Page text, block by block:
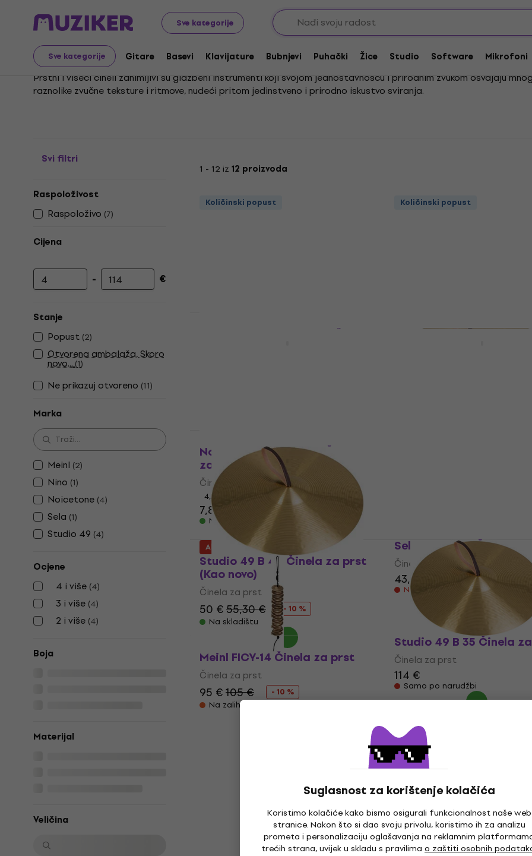
Sve kategorije
Sve kategorije Gitare Basevi Klavijature Bubnjevi Puhački Žice Studio Software Mikrofoni
Suglasnost za korištenje kolačića
Koristimo kolačiće kako bismo osigurali funkcionalnost naše web
stranice. Nakon što si dao svoju privolu, koristimo ih za analizu
prometa i personalizaciju oglašavanja na reklamnim
trećih strana, uvijek u skladu s pravilima o zaštiti osobnih
Glazbeni instrumenti Bubnjevi Udaraljke Činele za prste
Činele za prste
Prstni i viseći čineli zanimljivi su glazbeni instrumenti koji svojom jednostavnošću i prirodnim zvukom osvajaju
raznolike zvučne teksture i ritmove, nudeći pritom jedinstveno i prirodno iskustvo sviranja.
Svi filtri
Raspoloživost
Raspoloživo (7)
Cijena
Najniža cijena
- Najviša cijena
€
Stanje
Popust (2)
Otvorena ambalaža, Skoro
novo...(1)
Ne prikazuj otvoreno (11)
Marka
Meinl (2)
Nino (1)
Noicetone (4)
Sela (1)
Studio 49 (4)
Ocjene
4 i više (4)
3 i više (4)
2 i više (4)
Boja
Materijal
Veličina
1 - 12 iz 12 proizvoda
Količinski popust
Noicetone T015-1 5,5cm Činela
Količinski popust
Noicetone T016-1 7cm
Noicetone T017-1 9cm Činela
za prst
Činela za prst
4,2
7,89 €
Na skladištu
Studio 49 B 40 Činela za prst
(Kao novo)
Činela za prst
50 €55,30 €
- 10 %
Na skladištu
Sela Tingshas Činela
Činela za prst
43,60 € 44,90 €
Nije na skladištu
Akcija
Meinl FICY-14 Činela za prst
Činela za prst
95 €105 €
- 10 %
Na zalihi kod dobavljača
Studio 49 B 35 Činela
Činela za prst
114 €
Samo po narudžbi